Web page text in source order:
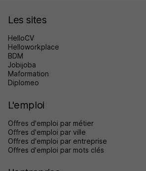
Les sites
HelloCV
Helloworkplace
BDM
Jobijoba
Maformation
Diplomeo
L'emploi
Offres d'emploi par métier
Offres d'emploi par ville
Offres d'emploi par entreprise
Offres d'emploi par mots clés